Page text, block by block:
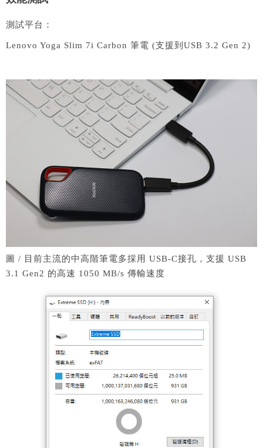
測試平台：
Lenovo Yoga Slim 7i Carbon 筆電 (支援到USB 3.2 Gen 2)
圖 / 目前主流的中高階筆電多採用 USB-C接孔，支援 USB
3.1 Gen2 的高速 1050 MB/s 傳輸速度